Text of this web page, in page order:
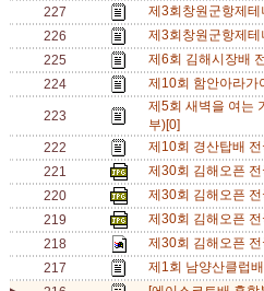
227
제3회창원군항제
226
제3회창원군항제
225
제6회 김해시장배
224
제10회 함안아라
223
제5회 새벽을 여는
부)[0]
222
제10회 경산탑배
221
제30회 김해오픈
220
제30회 김해오픈
219
제30회 김해오픈
218
제30회 김해오픈
217
제1회 남양산클럽